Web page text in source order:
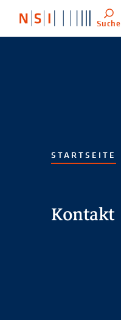
Suche
STARTSEITE
Kontakt